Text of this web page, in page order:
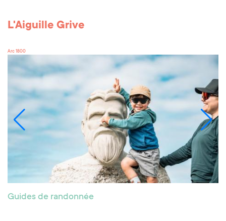
L'Aiguille Grive
Arc 1800
Guides de randonnée